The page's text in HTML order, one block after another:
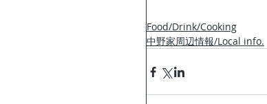
Food/Drink/Cooking
中野家周辺情報/Local info.